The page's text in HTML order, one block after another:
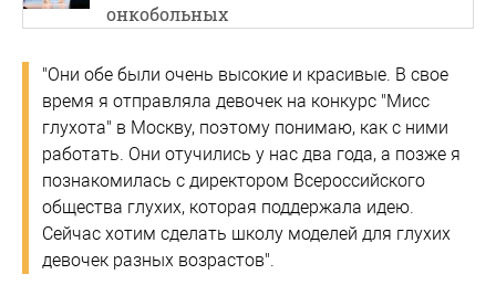
онкобольных
"Они обе были очень высокие и красивые. В свое
время я отправляла девочек на конкурс "Мисс
глухота" в Москву, поэтому понимаю, как с ними
работать. Они отучились у нас два года, а позже я
познакомилась с директором Всероссийского
общества глухих, которая поддержала идею.
Сейчас хотим сделать школу моделей для глухих
девочек разных возрастов".